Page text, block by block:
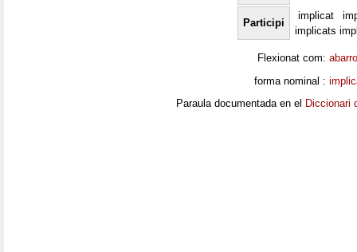
Participi
implicat
implicats
Flexionat com:
forma nominal :
Paraula documentada en el Diccionari